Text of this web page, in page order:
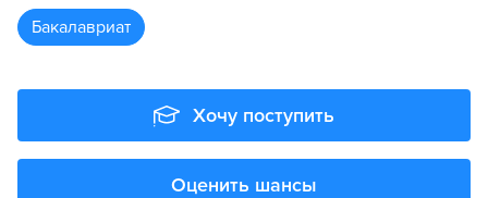
бакалавриат
Хочу поступить
Оценить шансы